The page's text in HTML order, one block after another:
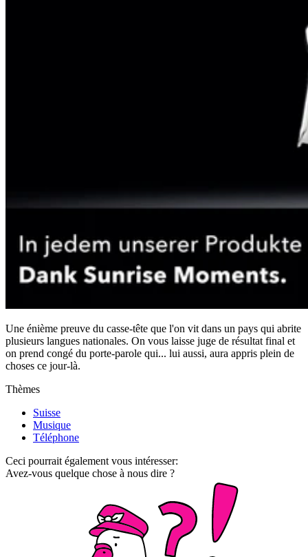
Une énième preuve du casse-tête que l'on vit dans un pays qui abrite
plusieurs langues nationales. On vous laisse juge de résultat final et
on prend congé du porte-parole qui... lui aussi, aura appris plein de
choses ce jour-là.
Thèmes
Suisse
Musique
Téléphone
Ceci pourrait également vous intéresser:
Avez-vous quelque chose à nous dire ?